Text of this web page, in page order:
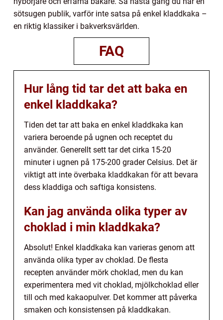
sötsugen publik, varför inte satsa på enkel kladdkaka –
en riktig klassiker i bakverksvärlden.
FAQ
Hur lång tid tar det att baka en
enkel kladdkaka?
Tiden det tar att baka en enkel kladdkaka kan
variera beroende på ugnen och receptet du
använder. Generellt sett tar det cirka 15-20
minuter i ugnen på 175-200 grader Celsius. Det är
viktigt att inte överbaka kladdkakan för att bevara
dess kladdiga och saftiga konsistens.
Kan jag använda olika typer av
choklad i min kladdkaka?
Absolut! Enkel kladdkaka kan varieras genom att
använda olika typer av choklad. De flesta
recepten använder mörk choklad, men du kan
experimentera med vit choklad, mjölkchoklad eller
till och med kakaopulver. Det kommer att påverka
smaken och konsistensen på kladdkakan.